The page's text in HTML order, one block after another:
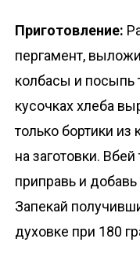
Приготовление:
пергамент,
колбасы и посыпь
кусочках хлеба
только бортики из
на заготовки.
приправь и
Запекай
духовке при 180